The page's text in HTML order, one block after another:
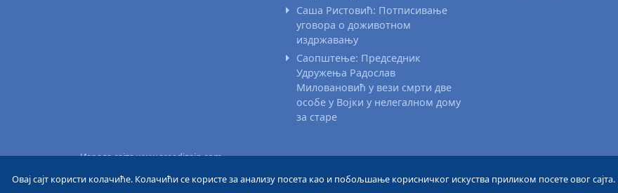
Саша Ристовић: Потписивање
уговора о доживотном
издржавању
Саопштење: Председник
Удружења Радослав
Миловановић у вези смрти две
особе у Војки у нелегалном дому
за старе
Израда сајта www.areadizajn.com
Овај сајт користи колачиће. Колачићи се користе за анализу посета као и побољшање корисничког искуства приликом посете овог сајта.